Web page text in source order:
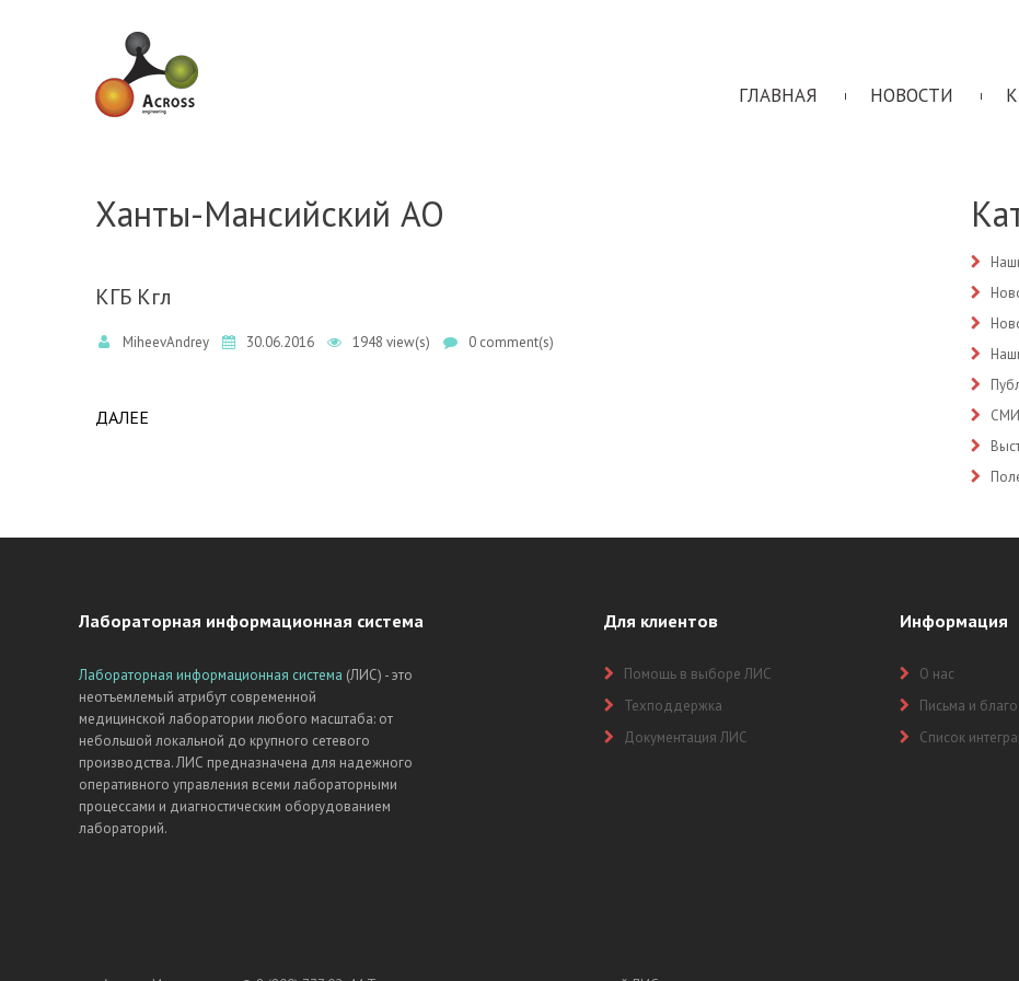
ГЛАВНАЯ НОВОСТИ
Ханты-Мансийский АО
КГБ Кгл
MiheevAndrey 30.06.2016 1948 view(s) 0 comment(s)
ДАЛЕЕ
Лабораторная информационная система
Лабораторная информационная система (ЛИС) - это
неотъемлемый атрибут современной
медицинской лаборатории любого масштаба: от
небольшой локальной до крупного сетевого
производства. ЛИС предназначена для надежного
оперативного управления всеми лабораторными
процессами и диагностическим оборудованием
лабораторий.
Для клиентов
Помощь в выборе ЛИС
Техподдержка
Документация ЛИС
Информация
О нас
Письма и
Список